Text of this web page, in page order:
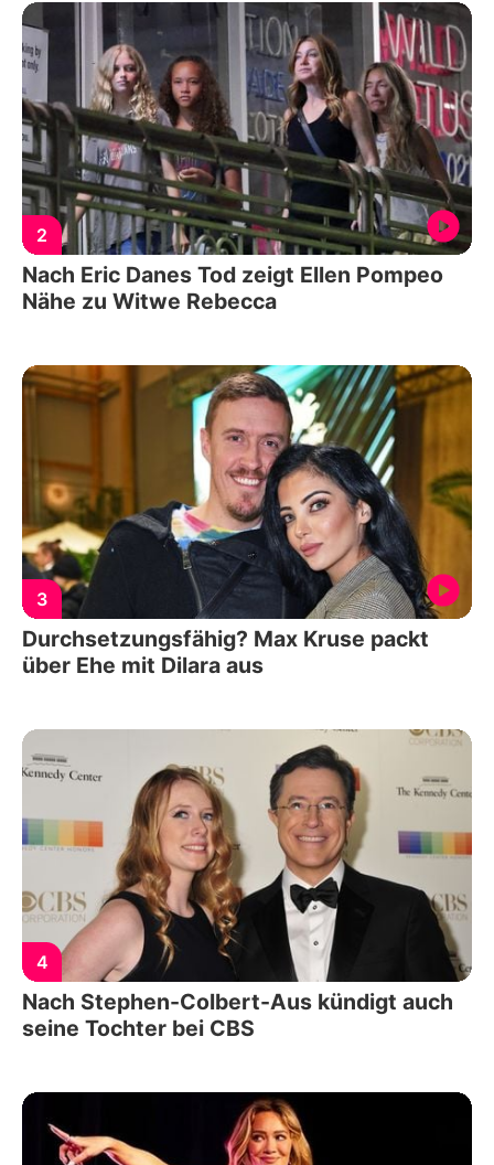
2
Nach Eric Danes Tod zeigt Ellen Pompeo
Nähe zu Witwe Rebecca
3
Durchsetzungsfähig? Max Kruse packt
über Ehe mit Dilara aus
4
Nach Stephen-Colbert-Aus kündigt auch
seine Tochter bei CBS